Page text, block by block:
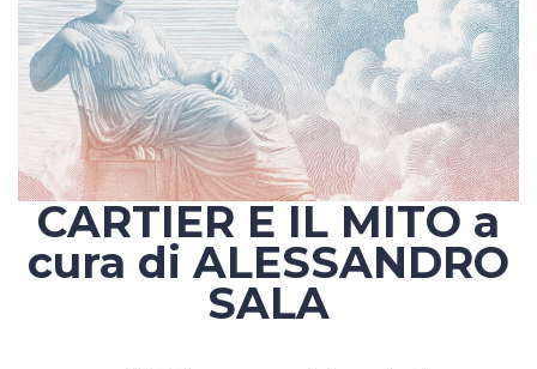
CARTIER E IL MITO a
cura di ALESSANDRO
SALA